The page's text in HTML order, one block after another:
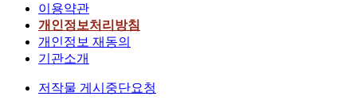
이용약관
개인정보처리방침
개인정보 재동의
기관소개
저작물 게시중단요청